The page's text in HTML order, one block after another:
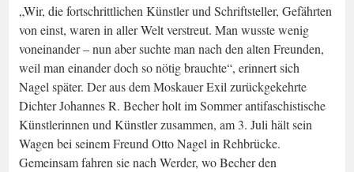
„Wir, die fortschrittlichen Künstler und Schriftsteller, Gefährten
von einst, waren in aller Welt verstreut. Man wusste wenig
voneinander – nun aber suchte man nach den alten Freunden,
weil man einander doch so nötig brauchte“, erinnert sich
Nagel später. Der aus dem Moskauer Exil zurückgekehrte
Dichter Johannes R. Becher holt im Sommer antifaschistische
Künstlerinnen und Künstler zusammen, am 3. Juli hält sein
Wagen bei seinem Freund Otto Nagel in Rehbrücke.
Gemeinsam fahren sie nach Werder, wo Becher den